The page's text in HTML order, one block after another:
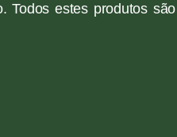
Todos estes produtos